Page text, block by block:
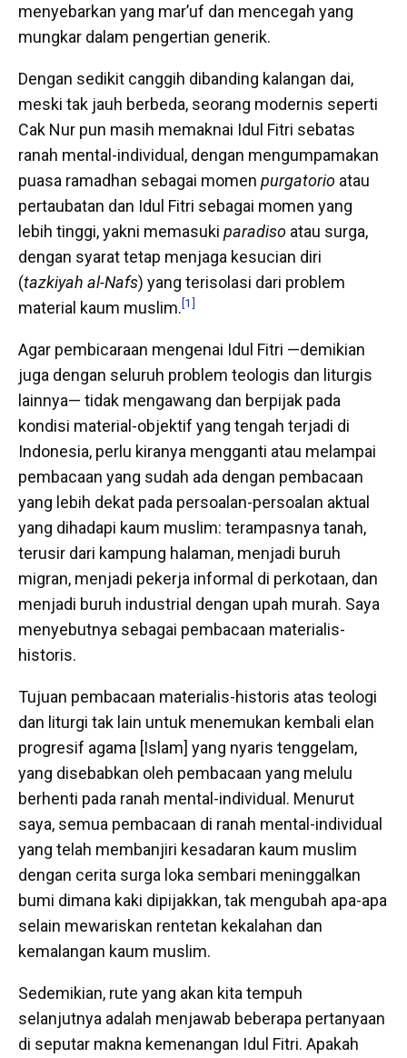
menyebarkan yang mar’uf dan mencegah yang
mungkar dalam pengertian generik.
Dengan sedikit canggih dibanding kalangan dai,
meski tak jauh berbeda, seorang modernis seperti
Cak Nur pun masih memaknai Idul Fitri sebatas
ranah mental-individual, dengan mengumpamakan
puasa ramadhan sebagai momen purgatorio atau
pertaubatan dan Idul Fitri sebagai momen yang
lebih tinggi, yakni memasuki paradiso atau surga,
dengan syarat tetap menjaga kesucian diri
(tazkiyah al-Nafs) yang terisolasi dari problem
material kaum muslim.[1]
Agar pembicaraan mengenai Idul Fitri —demikian
juga dengan seluruh problem teologis dan liturgis
lainnya— tidak mengawang dan berpijak pada
kondisi material-objektif yang tengah terjadi di
Indonesia, perlu kiranya mengganti atau melampai
pembacaan yang sudah ada dengan pembacaan
yang lebih dekat pada persoalan-persoalan aktual
yang dihadapi kaum muslim: terampasnya tanah,
terusir dari kampung halaman, menjadi buruh
migran, menjadi pekerja informal di perkotaan, dan
menjadi buruh industrial dengan upah murah. Saya
menyebutnya sebagai pembacaan materialis-
historis.
Tujuan pembacaan materialis-historis atas teologi
dan liturgi tak lain untuk menemukan kembali elan
progresif agama [Islam] yang nyaris tenggelam,
yang disebabkan oleh pembacaan yang melulu
berhenti pada ranah mental-individual. Menurut
saya, semua pembacaan di ranah mental-individual
yang telah membanjiri kesadaran kaum muslim
dengan cerita surga loka sembari meninggalkan
bumi dimana kaki dipijakkan, tak mengubah apa-apa
selain mewariskan rentetan kekalahan dan
kemalangan kaum muslim.
Sedemikian, rute yang akan kita tempuh
selanjutnya adalah menjawab beberapa pertanyaan
di seputar makna kemenangan Idul Fitri. Apakah